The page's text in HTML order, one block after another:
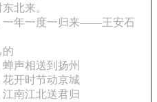
北来。
一年一度一归来——王安石
的
声相送到扬州
开时节动京城
南江北送君归